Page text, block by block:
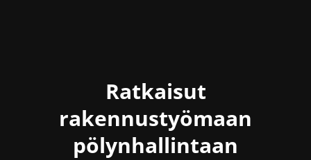
Ratkaisut
rakennustyömaan
pölynhallintaan